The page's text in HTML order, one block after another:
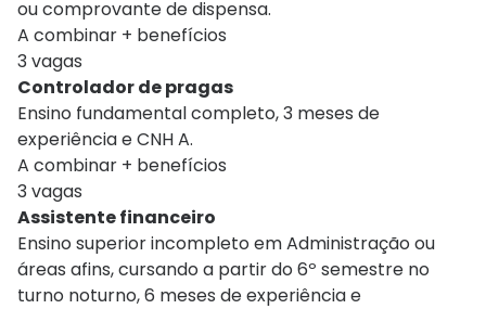
ou comprovante de dispensa.
A combinar + benefícios
3 vagas
Controlador de pragas
Ensino fundamental completo, 3 meses de
experiência e CNH A.
A combinar + benefícios
3 vagas
Assistente financeiro
Ensino superior incompleto em Administração ou
áreas afins, cursando a partir do 6º semestre no
turno noturno, 6 meses de experiência e